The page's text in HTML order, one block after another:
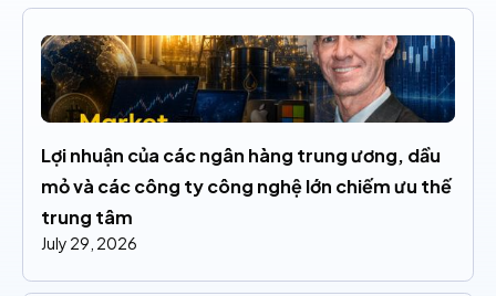
Lợi nhuận của các ngân hàng trung ương, dầu
mỏ và các công ty công nghệ lớn chiếm ưu thế
trung tâm
July 29, 2026